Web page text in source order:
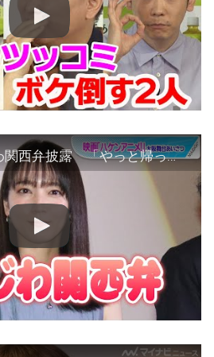
吉岡里帆、じわじわ関西弁披露 「やっと帰って来られました」喜び爆発！ 映画「ハケンアニメ！」大阪舞台あいさつ